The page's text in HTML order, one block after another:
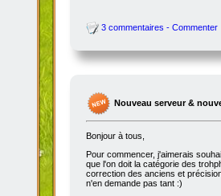
3 commentaires - Commenter
Nouveau serveur &
Bonjour à tous,
Pour commencer, j'aimerais
que l'on doit la catégorie des
correction des anciens et
n'en demande pas tant :)